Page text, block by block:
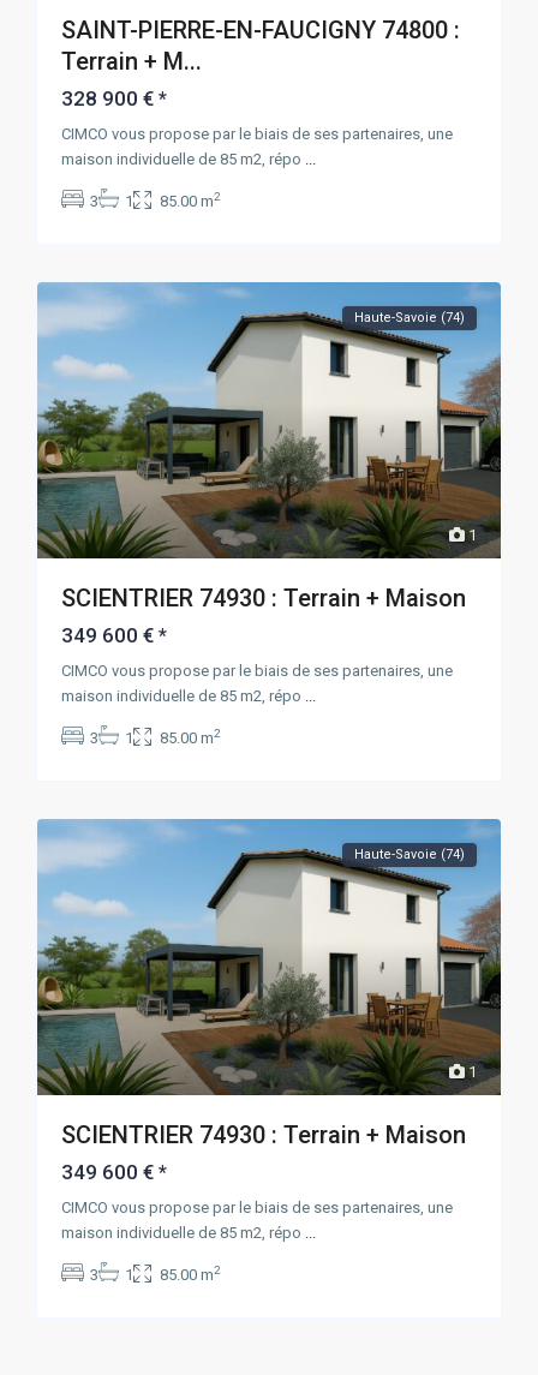
SAINT-PIERRE-EN-FAUCIGNY 74800 :
Terrain + M...
328 900 €*
CIMCO vous propose par le biais de ses partenaires, une
maison individuelle de 85 m2, répo
3 1 85.00 m2
1
Haute-Savoie (74)
SCIENTRIER 74930 : Terrain + Maison
349 600 €*
CIMCO vous propose par le biais de ses partenaires, une
maison individuelle de 85 m2, répo
3 1 85.00 m2
1
Haute-Savoie (74)
SCIENTRIER 74930 : Terrain + Maison
349 600 €*
CIMCO vous propose par le biais de ses partenaires, une
maison individuelle de 85 m2, répo
3 1 85.00 m2